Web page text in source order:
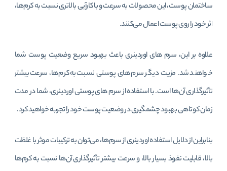
ساختمان پوست، این محصولات به سرعت و با کارآیی بالاتری نسبت به کرم‌ها،
اثر خود را روی پوست اعمال می‌کنند.
علاوه بر این، سرم های اوردینری باعث بهبود سریع وضعیت پوست شما
خواهند شد. مزیت دیگر سرم های پوستی نسبت به کرم‌ها، سرعت بیشتر
تأثیرگذاری آن‌ها است. با استفاده از سرم های پوستی اوردینری، شما در مدت
زمان کوتاهی بهبود چشمگیری در وضعیت پوست خود را تجربه خواهید کرد.
بنابراین از دلایل استفاده اوردینری از سرم‌ها، می‌توان به ترکیبات موثر با غلظت
بالا، قابلیت نفوذ بسیار بالا، و سرعت بیشتر تأثیرگذاری آن‌ها نسبت به کرم‌ها